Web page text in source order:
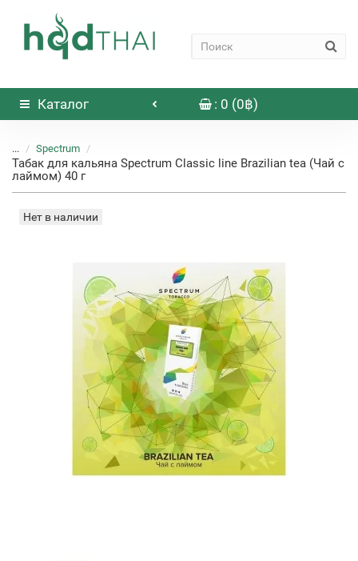
Каталог : 0 (0฿)
... Spectrum
Табак для кальяна Spectrum Classic line Brazilian tea (Чай с
лаймом) 40 г
Нет в наличии